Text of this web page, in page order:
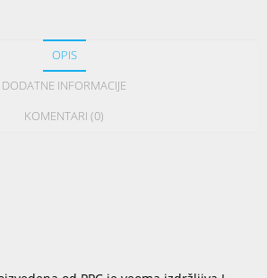
OPIS
DODATNE INFORMACIJE
KOMENTARI (0)